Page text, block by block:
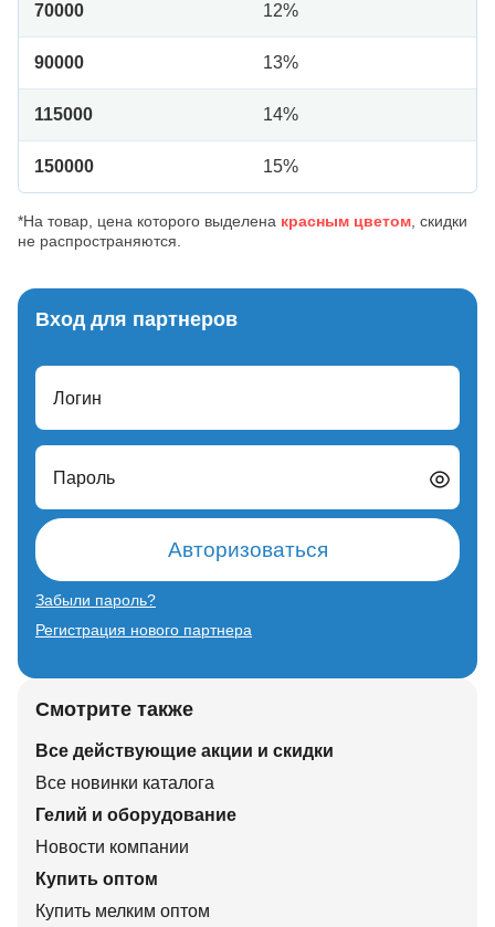
70000 12%
90000 13%
115000 14%
150000 15%
*На товар, цена которого выделена красным цветом , скидки
не распространяются.
Вход для партнеров
Логин
Пароль
Авторизоваться
Забыли пароль?
Регистрация нового партнера
Смотрите также
Все действующие акции и скидки
Все новинки каталога
Гелий и оборудование
Новости компании
Купить оптом
Купить мелким оптом